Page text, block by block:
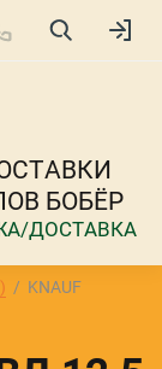
БОБЁР
ДОСТАВКА
  /  KNAUF